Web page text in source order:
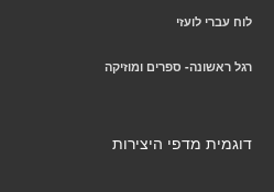
לוח עברי לועזי
רגל ראשונה- ספרים ומוזיקה
דוגמית מדפי היצירות